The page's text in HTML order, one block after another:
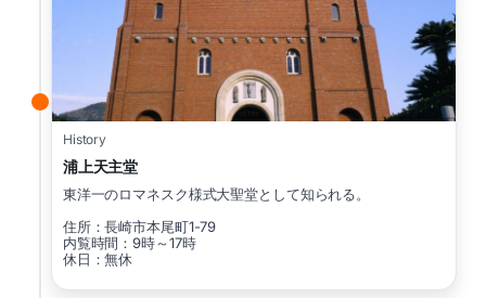
History
浦上天主堂
東洋一のロマネスク様式大聖堂として知られる。
住所：長崎市本尾町1-79
内覧時間：9時～17時
休日：無休